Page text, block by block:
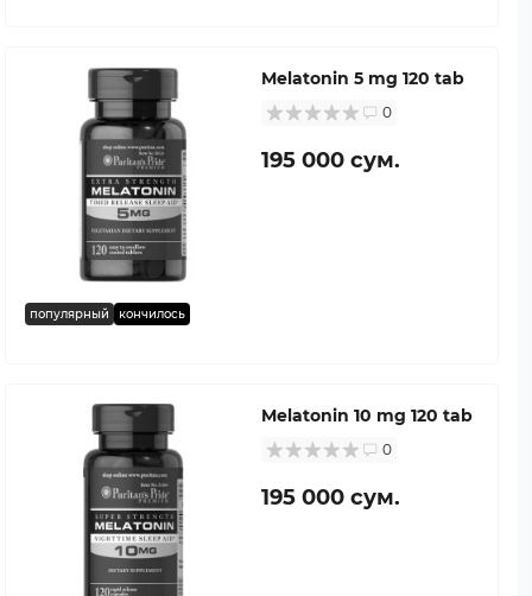
популярный кончилось
Melatonin 5 mg 120 tab
0
195 000 сум.
Melatonin 10 mg 120 tab
0
195 000 сум.